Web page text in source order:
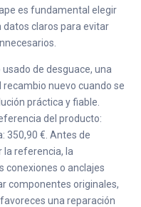
es fundamental elegir
datos claros para evitar
de desguace, una
nuevo cuando se
práctica y fiable.
del producto:
350,90 €. Antes de
referencia, la
conexiones o anclajes
componentes originales,
una reparación